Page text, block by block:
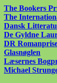
The Bookers
The
Dansk
De Gyldne
DR
Glasnøglen
Læsernes
Michael